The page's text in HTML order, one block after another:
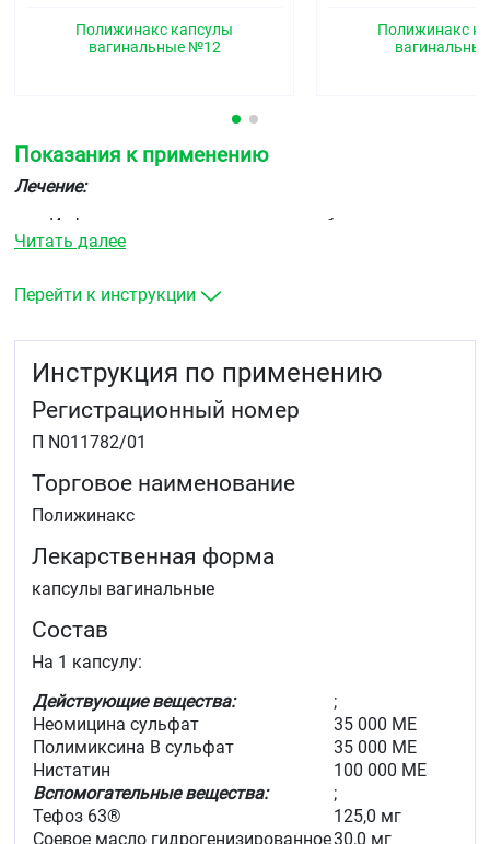
Полижинакс капсулы
вагинальные №12
Полижинакс
Показания к применению
Лечение:
Инфекционно-воспалительные заболевания,
вызванные чувствительными микроорганизмами:
вагиниты, вульвовагиниты и цервиковагиниты.
Предоперационная профилактика инфекционных
осложнений при гинекологических
вмешательствах
до и после диатермокоагуляции шейки матки
перед внутриматочными диагностическими
перед родами.
Читать далее
Перейти к инструкции
Инструкция по применению
Регистрационный номер
П N011782/01
Торговое наименование
Полижинакс
Лекарственная форма
капсулы вагинальные
Состав
На 1 капсулу:
Действующие вещества:
;
Неомицина сульфат
35 000 МЕ
Полимиксина В сульфат
35 000 МЕ
Нистатин
100 000 МЕ
Вспомогательные вещества:
;
Тефоз 63®
125,0 мг
Соевое масло гидрогенизированное30,0 мг